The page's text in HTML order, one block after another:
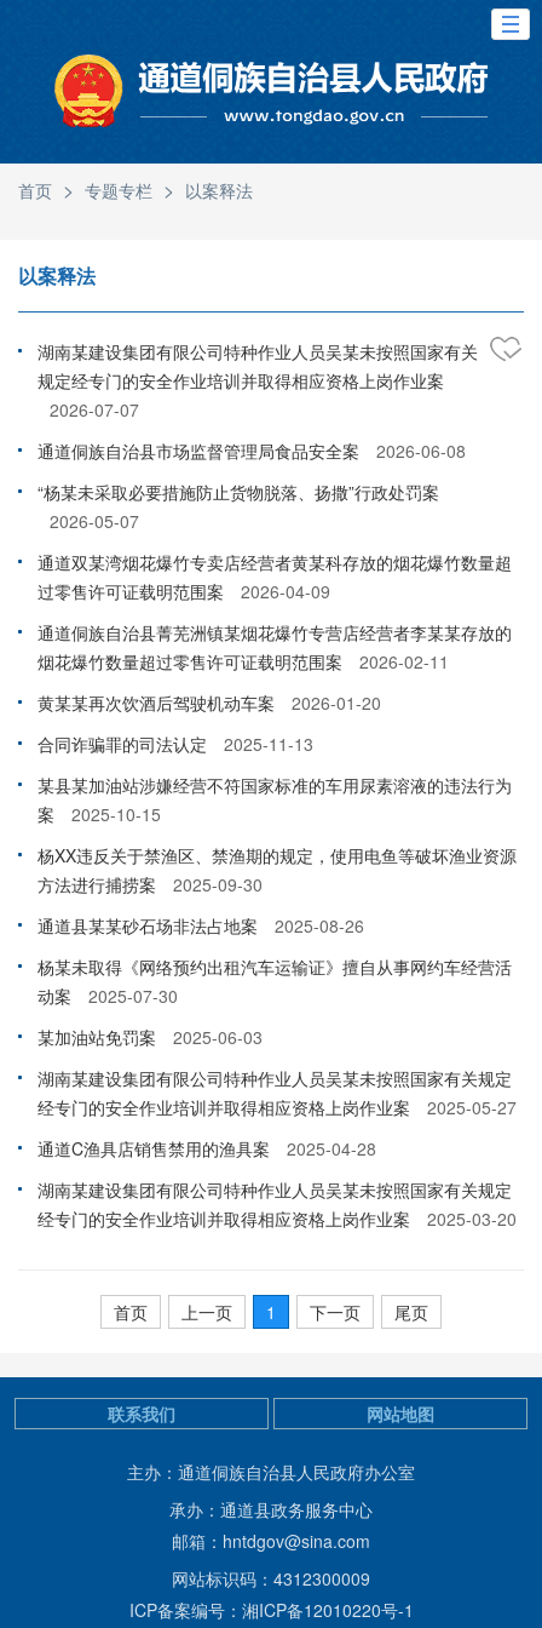
首页 > 专题专栏 > 以案释法
以案释法
湖南某建设集团有限公司特种作业人员吴某未按照国家有关
规定经专门的安全作业培训并取得相应资格上岗作业案
2026-07-07
通道侗族自治县市场监督管理局食品安全案
2026-06-08
“杨某未采取必要措施防止货物脱落、扬撒”行政处罚案
2026-05-07
通道双某湾烟花爆竹专卖店经营者黄某科存放的烟花爆竹数量超
过零售许可证载明范围案
2026-04-09
通道侗族自治县菁芜洲镇某烟花爆竹专营店经营者李某某存放的
烟花爆竹数量超过零售许可证载明范围案
2026-02-11
黄某某再次饮酒后驾驶机动车案
2026-01-20
合同诈骗罪的司法认定
2025-11-13
某县某加油站涉嫌经营不符国家标准的车用尿素溶液的违法行为
案
2025-10-15
杨XX违反关于禁渔区、禁渔期的规定，使用电鱼等破坏渔业资源
方法进行捕捞案
2025-09-30
通道县某某砂石场非法占地案
2025-08-26
杨某未取得《网络预约出租汽车运输证》擅自从事网约车经营活
动案
2025-07-30
某加油站免罚案
2025-06-03
湖南某建设集团有限公司特种作业人员吴某未按照国家有关规定
经专门的安全作业培训并取得相应资格上岗作业案
2025-05-27
通道C渔具店销售禁用的渔具案
2025-04-28
湖南某建设集团有限公司特种作业人员吴某未按照国家有关规定
经专门的安全作业培训并取得相应资格上岗作业案
2025-03-20
首页 上一页 1 下一页 尾页
主办：通道侗族自治县人民政府办公室
承办：通道县政务服务中心
邮箱：hntdgov@sina.com
网站标识码：4312300009
ICP备案编号：湘ICP备12010220号-1
联系我们 网站地图